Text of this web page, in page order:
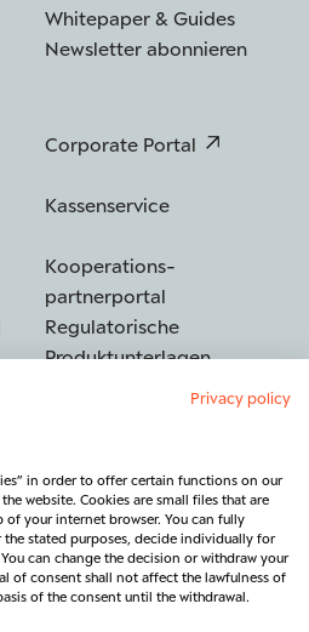
Whitepaper & Guides
Newsletter abonnieren
Corporate Portal
Kassenservice
Kooperations­
partnerportal
Regulatorische
Produktunterlagen
Sicherheit Barrierefreiheit
Kontakt
Privacy policy
in order to offer certain functions on our
website. Cookies are small files that are
your internet browser. You can fully
stated purposes, decide individually for
can change the decision or withdraw your
of consent shall not affect the lawfulness of
of the consent until the withdrawal.